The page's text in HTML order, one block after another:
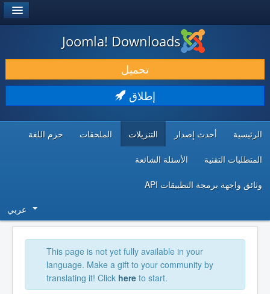
حمل & ومدد
اكتشف & تعلم
Joomla! Downloads
تحميل
إطلاق
الرئيسية أحدث إصدار التنزيلات الملحقات حزم اللغة
المتطلبات التقنية الأسئلة الشائعة
وثائق واجهة برمجة التطبيقات API
عربي
This page is not yet fully available in your
language. Make a gift to your community by
translating it! Click here to start.